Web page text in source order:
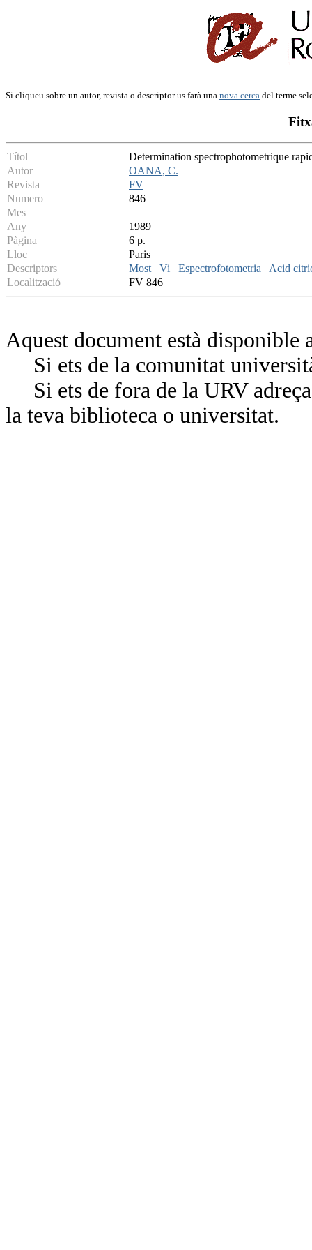
Si cliqueu sobre un autor, revista o descriptor us farà una nova cerca del terme
Títol
Determination spectrophotometrique
Autor
OANA, C.
Revista
FV
Numero
846
Mes
Any
1989
Pàgina
6 p.
Lloc
Paris
Descriptors
Most Vi Espectrofotometria
Acid
Localització
FV 846
Aquest document està
Si ets de la comunitat
Si ets de fora de la URV
la teva biblioteca o universitat.